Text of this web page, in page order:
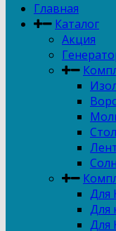
Главная
Каталог
Акция
Для
Для
Для